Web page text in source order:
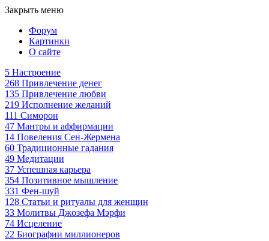
Закрыть меню
Форум
Картинки
О сайте
5 Настроение
268 Привлечение денег
135 Привлечение любви
219 Исполнение желаний
111 Симорон
47 Мантры и аффирмации
14 Повеления Сен-Жермена
60 Традиционные гадания
49 Медитации
37 Успешная карьера
354 Позитивное мышление
331 Фен-шуй
128 Статьи и ритуалы для женщин
33 Молитвы Джозефа Мэрфи
74 Исцеление
22 Биографии миллионеров